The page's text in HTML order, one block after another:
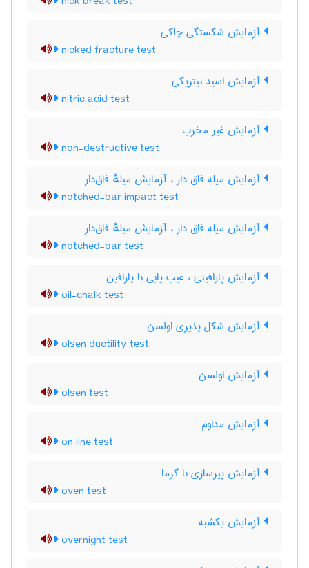
آزمایش شکستگی چاکی
nicked fracture test
آزمایش اسید نیتریکی
nitric acid test
آزمایش غیر مخرب
non-destructive test
آزمایش میله فاق دار ، آزمایش میلهٔ فاق‌دار
notched-bar impact test
آزمایش میله فاق دار ، آزمایش میلهٔ فاق‌دار
notched-bar test
آزمایش پارافینی ، عیب یابی با پارافین
oil-chalk test
آزمایش شکل پذیری اولسن
olsen ductility test
آزمایش اولسن
olsen test
آزمایش مداوم
on line test
آزمایش پیرسازی با گرما
oven test
آزمایش یکشبه
overnight test